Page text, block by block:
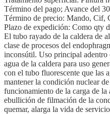
Término del pago; Avance del
Término de precio: Mando, Cif,
Plazo de expedición: Como qty
El tubo rayado de la caldera de
clase de procesos del
inconsútil. Uso principal
agua de la caldera para uso
con el tubo fluorescente que las
mantener la condición nuclear
funcionamiento de la carga de
ebullición de filmación de la
quemar, alarga la vida de